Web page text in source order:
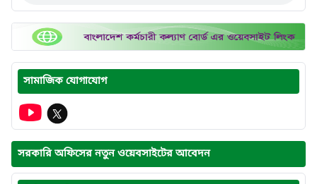
সামাজিক যোগাযোগ
সরকারি অফিসের নতুন ওয়েবসাইটের আবেদন